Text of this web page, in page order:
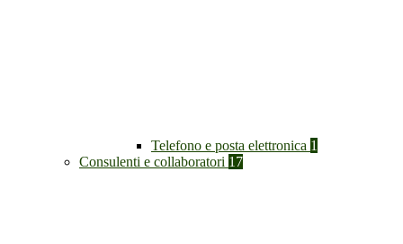
Telefono e posta elettronica 1
Consulenti e collaboratori 17